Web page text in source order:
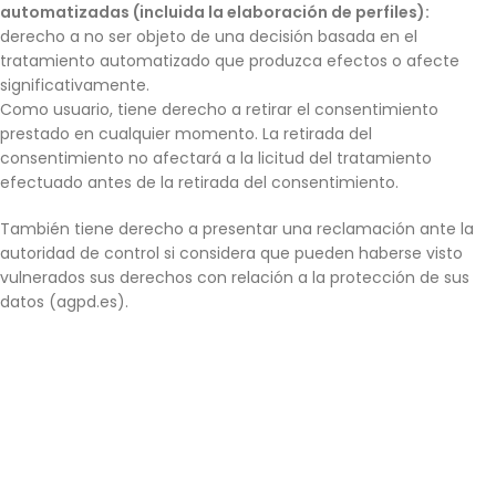
automatizadas (incluida la elaboración de perfiles):
derecho a no ser objeto de una decisión basada en el
tratamiento automatizado que produzca efectos o afecte
significativamente.
Como usuario, tiene derecho a retirar el consentimiento
prestado en cualquier momento. La retirada del
consentimiento no afectará a la licitud del tratamiento
efectuado antes de la retirada del consentimiento.
También tiene derecho a presentar una reclamación ante la
autoridad de control si considera que pueden haberse visto
vulnerados sus derechos con relación a la protección de sus
datos (agpd.es).